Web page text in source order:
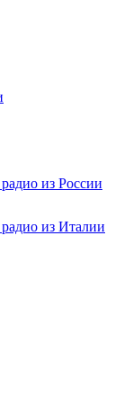
из России
из Италии